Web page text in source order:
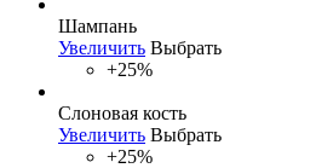
Шампань
Увеличить Выбрать
+25%
Слоновая кость
Увеличить Выбрать
+25%